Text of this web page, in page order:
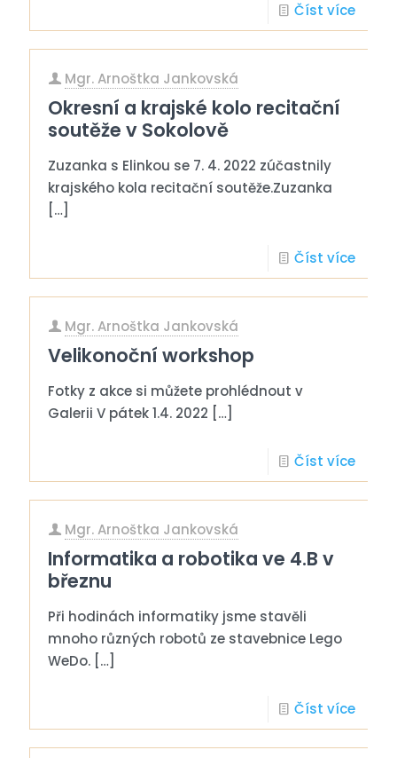
Číst více
Mgr. Arnoštka Jankovská
Okresní a krajské kolo recitační
soutěže v Sokolově
Zuzanka s Elinkou se 7. 4. 2022 zúčastnily
krajského kola recitační soutěže.Zuzanka
[…]
Číst více
Mgr. Arnoštka Jankovská
Velikonoční workshop
Fotky z akce si můžete prohlédnout v
Galerii V pátek 1.4. 2022 […]
Číst více
Mgr. Arnoštka Jankovská
Informatika a robotika ve 4.B v
březnu
Při hodinách informatiky jsme stavěli
mnoho různých robotů ze stavebnice Lego
WeDo. […]
Číst více